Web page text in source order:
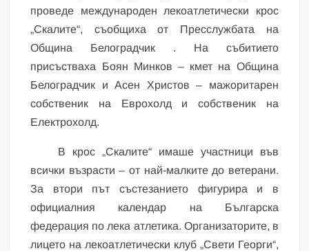
проведе международен лекоатлетически крос
„Скалите“, съобщиха от Пресслужбата на
Община Белоградчик . На събитието
присъстваха Боян Минков – кмет на Община
Белоградчик и Асен Христов – мажоритарен
собственик на Еврохолд и собственик на
Електрохолд.
В крос „Скалите“ имаше участници във
всички възрасти – от най-малките до ветерани.
За втори път състезанието фигурира и в
официалния календар на Българска
федерация по лека атлетика. Организаторите, в
лицето на лекоатлетически клуб „Свети Георги“,